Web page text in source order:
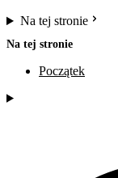
Na tej stronie
Na tej stronie
Początek